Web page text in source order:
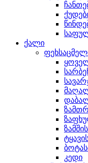
ქალი
ზამშის
კედი